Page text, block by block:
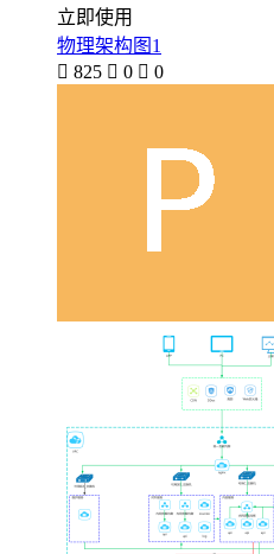
立即使用
物理架构图1
 825  0  0